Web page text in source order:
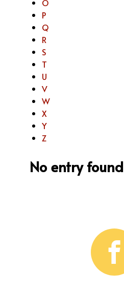
O
P
Q
R
S
T
U
V
W
X
Y
Z
No entry found